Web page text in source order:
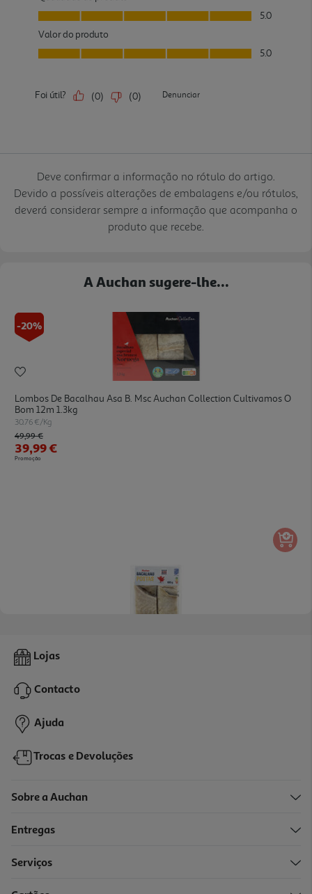
Deve confirmar a informação no rótulo do artigo.
Devido a possíveis alterações de embalagens e/ou rótulos,
deverá considerar sempre a informação que acompanha o
produto que recebe.
A Auchan sugere-lhe...
-20%
Lombos De Bacalhau Asa B. Msc Auchan Collection Cultivamos O
Bom 12m 1.3kg
30.76 €/Kg
Price reduced from
49,99 €to
39,99 €
Promoção
Postas De Bacalhau Da Noruega Msc Auchan 600gr
16,99 €
Lojas
Contacto
Ajuda
Trocas e Devoluções
Sobre a Auchan
Entregas
Serviços